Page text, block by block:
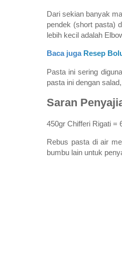
Dari sekian banyak
pendek (short pasta)
lebih kecil adalah
Baca juga Resep
Pasta ini sering
pasta ini dengan
Saran
450gr Chifferi Rigati =
Rebus pasta di air
bumbu lain untuk